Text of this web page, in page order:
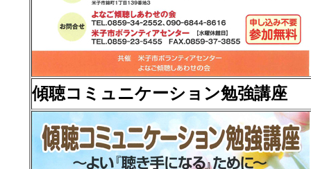
傾聴コミュニケーション勉強講座